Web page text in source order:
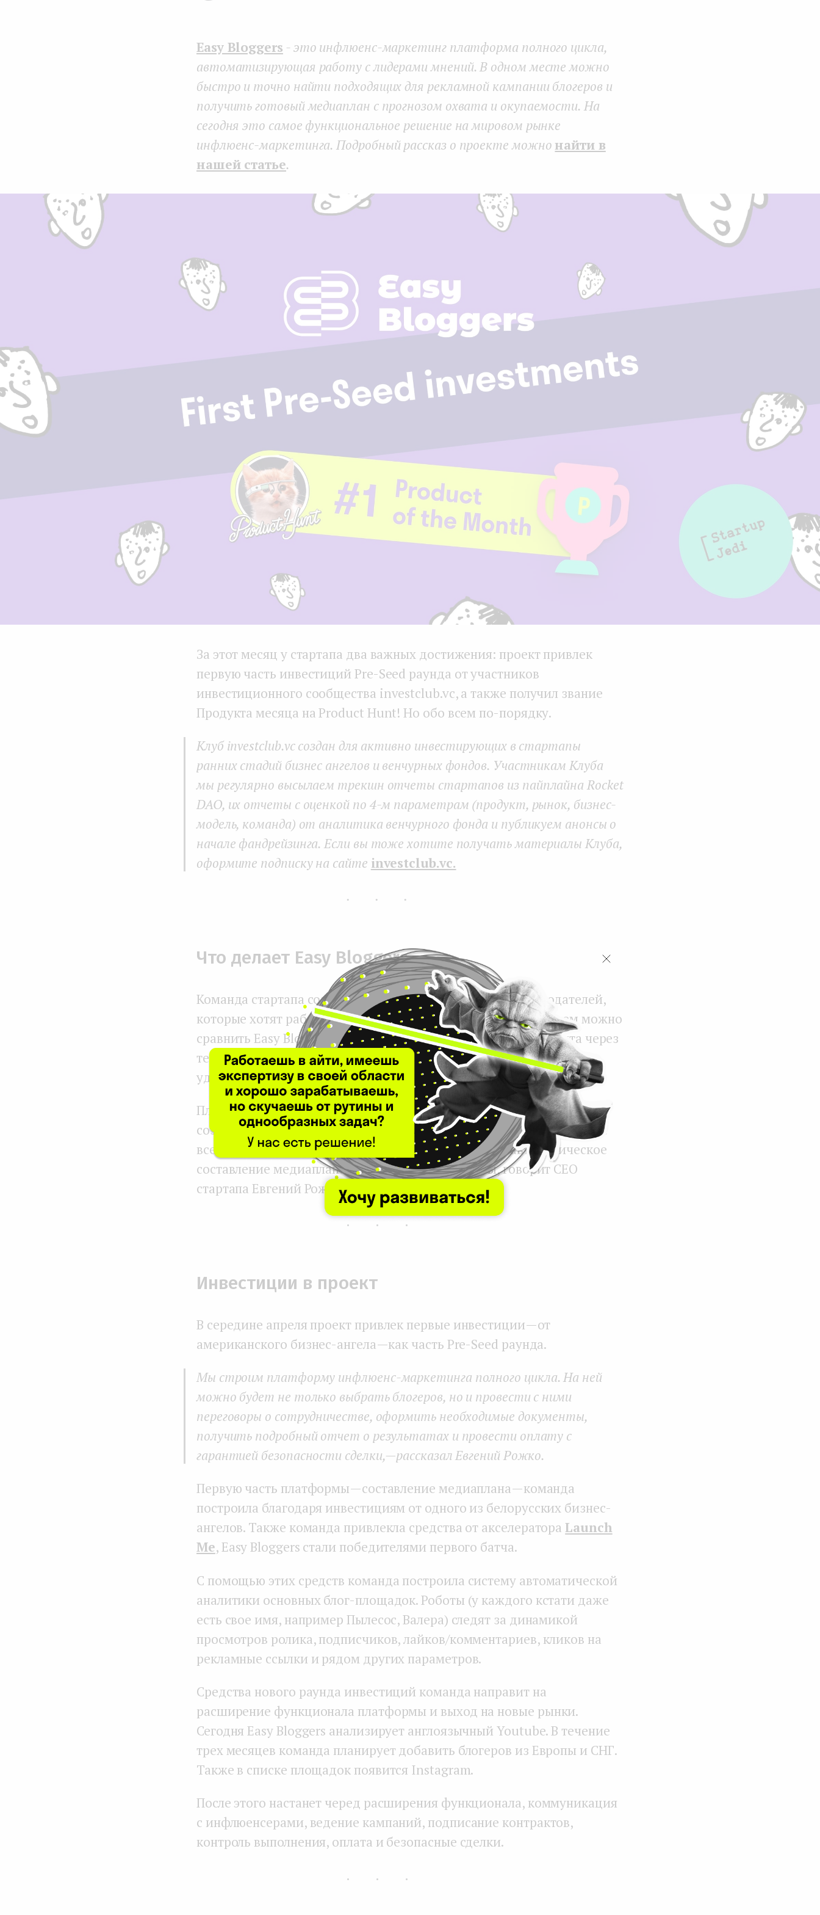
k
Easy Bloggers - это инфлюенс-маркетинг платформа полного цикла,
автоматизирующая работу с лидерами мнений. В одном месте можно
быстро и точно найти подходящих для рекламной кампании блогеров и
получить готовый медиаплан с прогнозом охвата и окупаемости. На
сегодня это самое функциональное решение на мировом рынке
инфлюенс-маркетинга. Подробный рассказ о проекте можно найти в
нашей статье.
За этот месяц у стартапа два важных достижения: проект привлек
первую часть инвестиций Pre-Seed раунда от участников
инвестиционного сообщества investclub.vc, а также получил звание
Продукта месяца на Product Hunt! Но обо всем по-порядку.
Клуб investclub.vc создан для активно инвестирующих в стартапы
ранних стадий бизнес ангелов и венчурных фондов. Участникам Клуба
мы регулярно высылаем трекшн отчеты стартапов из пайплайна Rocket
DAO, их отчеты с оценкой по 4-м параметрам (продукт, рынок, бизнес-
модель, команда) от аналитика венчурного фонда и публикуем анонсы о
начале фандрейзинга. Если вы тоже хотите получать материалы Клуба,
оформите подписку на сайте investclub.vc.
...
Что делает Easy Bloggers
Команда стартапа создает единую точку входа для рекламодателей,
которые хотят работать с блогерами. С некоторым допущением можно
сравнить Easy Bloggers и Booking: оба сервиса проводят клиента через
тернии неупорядоченного рынка от подбора исполнителя до
удовлетворения оказанной услугой.
Платформа Easy Bloggers стартовала как сервис автоматического
создания медиапланов рекламных кампаний. Именно в этом больше
всего нуждается целевая аудитория платформы. Но автоматическое
составление медиапланов — только начало работы, говорит CEO
стартапа Евгений Рожко.
...
Инвестиции в проект
В середине апреля проект привлек первые инвестиции — от
американского бизнес-ангела — как часть Pre-Seed раунда.
Мы строим платформу инфлюенс-маркетинга полного цикла. На ней
можно будет не только выбрать блогеров, но и провести с ними
переговоры о сотрудничестве, оформить необходимые документы,
получить подробный отчет о результатах и провести оплату с
гарантией безопасности сделки, — рассказал Евгений Рожко.
Первую часть платформы — составление медиаплана — команда
построила благодаря инвестициям от одного из белорусских бизнес-
ангелов. Также команда привлекла средства от акселератора Launch
Me, Easy Bloggers стали победителями первого батча.
С помощью этих средств команда построила систему автоматической
аналитики основных блог-площадок. Роботы (у каждого кстати даже
есть свое имя, например Пылесос, Валера) следят за динамикой
просмотров ролика, подписчиков, лайков/комментариев, кликов на
рекламные ссылки и рядом других параметров.
Средства нового раунда инвестиций команда направит на
расширение функционала платформы и выход на новые рынки.
Сегодня Easy Bloggers анализирует англоязычный Youtube. В течение
трех месяцев команда планирует добавить блогеров из Европы и СНГ.
Также в списке площадок появится Instagram.
После этого настанет черед расширения функционала, коммуникация
с инфлюенсерами, ведение кампаний, подписание контрактов,
контроль выполнения, оплата и безопасные сделки.
...